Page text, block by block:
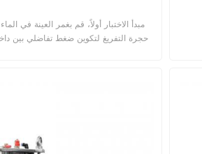
مبدأ الاختبار أولاً، قم بغمر العينة في
حجرة التفريغ لتكوين ضغط تفاضلي بين